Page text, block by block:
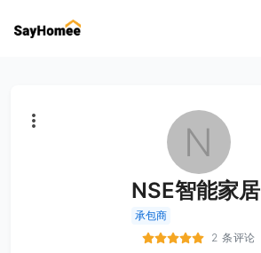
N
NSE智能家居
承包商
2 条评论